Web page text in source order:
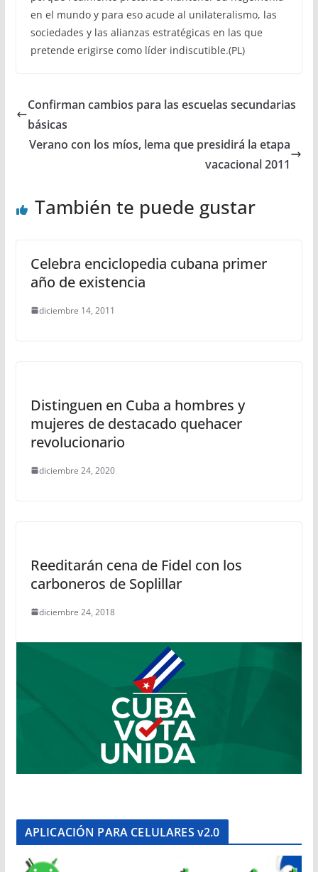
en el mundo y para eso acude al unilateralismo, las
sociedades y las alianzas estratégicas en las que
pretende erigirse como líder indiscutible.(PL)
Confirman cambios para las escuelas secundarias
básicas
Verano con los míos, lema que presidirá la etapa
vacacional 2011
También te puede gustar
Celebra enciclopedia cubana primer
año de existencia
diciembre 14, 2011
Distinguen en Cuba a hombres y
mujeres de destacado quehacer
revolucionario
diciembre 24, 2020
Reeditarán cena de Fidel con los
carboneros de Soplillar
diciembre 24, 2018
APLICACIÓN PARA CELULARES v2.0